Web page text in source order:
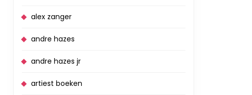
alex zanger
andre hazes
andre hazes jr
artiest boeken